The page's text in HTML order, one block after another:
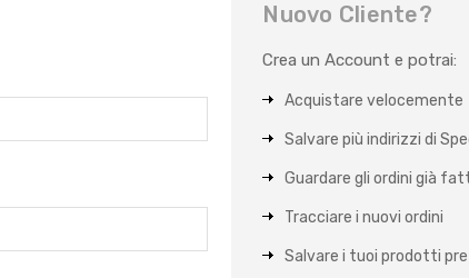
Nuovo Cliente?
Crea un Account e potrai:
Acquistare velocemente
Salvare più indirizzi di
Guardare gli ordini già
Tracciare i nuovi ordini
Salvare i tuoi prodotti